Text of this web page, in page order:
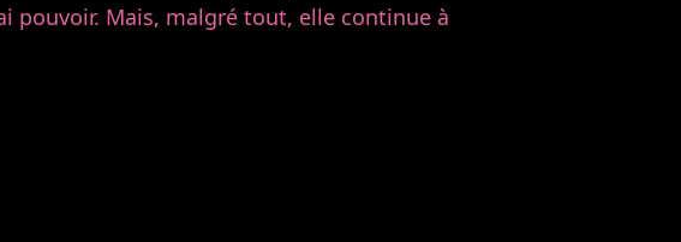
pouvoir. Mais, malgré tout, elle continue à